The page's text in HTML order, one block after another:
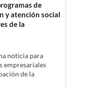
de
y atención social
de la
noticia para
empresariales
de la